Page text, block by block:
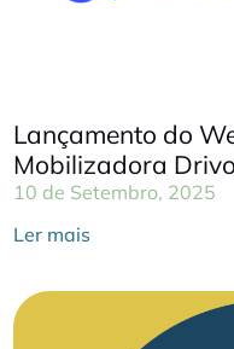
Lançamento do
Mobilizadora
10 de Setembro, 2025
Ler mais